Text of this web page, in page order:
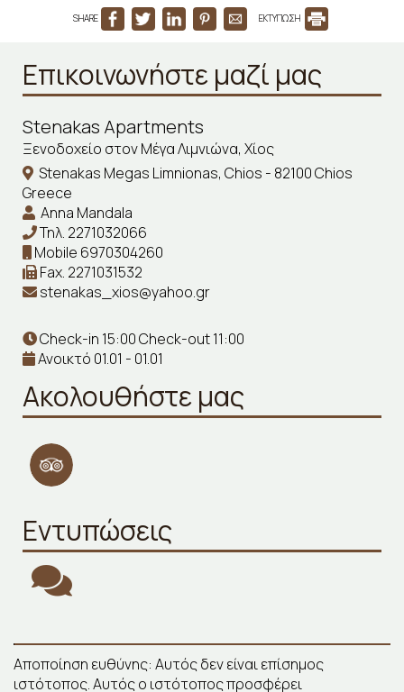
SHARE ΕΚΤΥΠΩΣΗ
Επικοινωνήστε μαζί μας
Stenakas Apartments
Ξενοδοχείο στον Μέγα Λιμνιώνα, Χίος
Stenakas Megas Limnionas, Chios - 82100 Chios
Greece
Anna Mandala
Τηλ. 2271032066
Mobile 6970304260
Fax. 2271031532
stenakas_xios@yahoo.gr
Check-in 15:00 Check-out 11:00
Ανοικτό 01.01 - 01.01
Ακολουθήστε μας
Εντυπώσεις
Αποποίηση ευθύνης: Αυτός δεν είναι επίσημος
ιστότοπος. Αυτός ο ιστότοπος προσφέρει